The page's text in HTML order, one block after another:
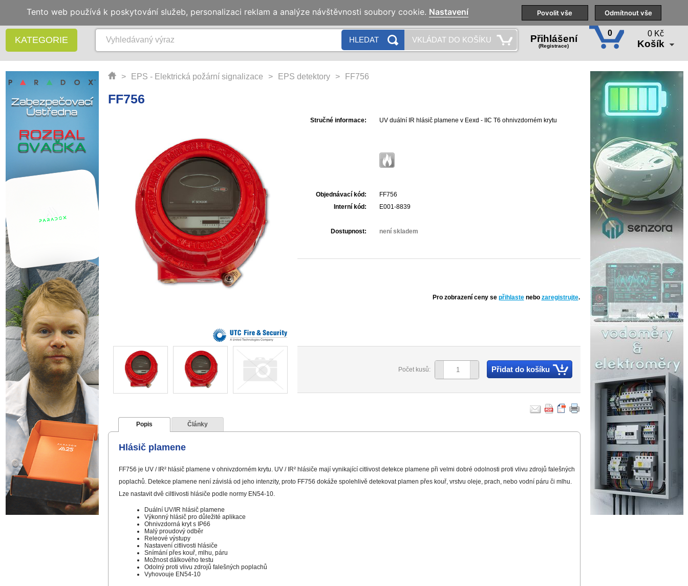
Naše pobočky Technická podpora Školení
KATEGORIE HLEDAT VKLÁDAT DO KOŠÍKU Přihlášení
(Registrace)
0 0 Kč
Košík
> EPS - Elektrická požární signalizace > EPS detektory > FF756
FF756
Stručné informace: UV duální IR hlásič plamene v Eexd - IIC T6 ohnivzdorném krytu
Objednávací kód:
FF756
Interní kód:
E001-8839
Dostupnost: není skladem
Pro zobrazení ceny se přihlaste nebo zaregistrujte.
Počet kusů: Přidat do košíku
Popis Články
Hlásič plamene
FF756 je UV / IR² hlásič plamene v ohnivzdorném krytu. UV / IR² hlásiče mají vynikající citlivost detekce plamene při velmi dobré odolnosti proti vlivu zdrojů falešných
poplachů. Detekce plamene není závislá od jeho intenzity, proto FF756 dokáže spolehlivě detekovat plamen přes kouř, vrstvu oleje, prach, nebo vodní páru či mlhu.
Lze nastavit dvě ciltlivosti hlásiče podle normy EN54-10.
Duální UV/IR hlásič plamene
Výkonný hlásič pro důležité aplikace
Ohnivzdorná kryt s IP66
Malý proudový odběr
Releové výstupy
Nastavení citlivosti hlásiče
Snímání přes kouř, mlhu, páru
Možnost dálkového testu
Odolný proti vlivu zdrojů falešných poplachů
Vyhovouje EN54-10
Tento web používá k poskytování služeb, personalizaci reklam a analýze návštěvnosti soubory cookie. Nastavení Povolit vše Odmítnout vše